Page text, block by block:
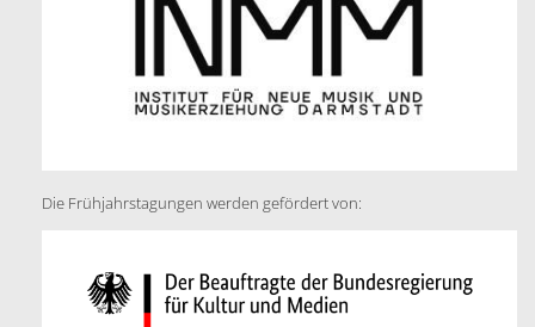
Die Frühjahrstagungen werden gefördert von: